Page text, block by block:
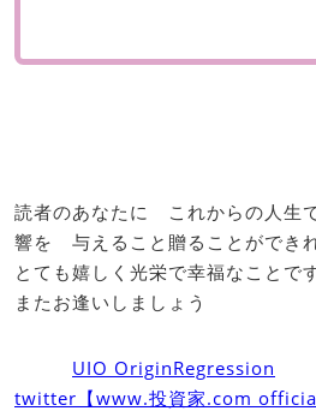
読者のあなたに これからの人生
響を 与えること贈ることができ
とても嬉しく光栄で幸福なこと
またお逢いしましょう
UIO OriginRegression
twitter【www.投資家.com official